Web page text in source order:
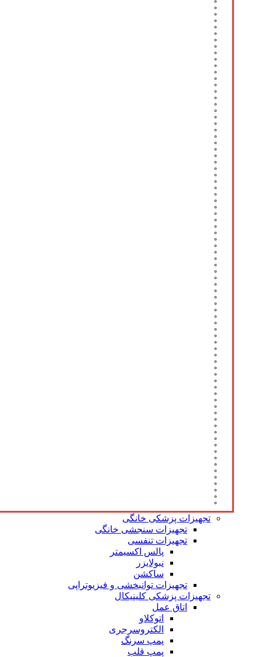
تجهیزات پزشکی خانگی
تجهیزات سنجشی خانگی
تجهیزات تنفسی
پالس اکسیمتر
نبولایزر
ساکشن
تجهیزات توانبخشی و فیزیوتراپی
تجهیزات پزشکی کلینیکال
اتاق عمل
اتوکلاو
الکتروسرجری
پمپ سرنگ
پمپ قلب